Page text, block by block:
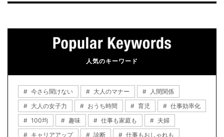
人気のキーワード
今さら聞けない 大人のマナー
人間関係
大人の女子力
おうち時間 育児
仕事効率化
100均
趣味 仕事も家庭も
夫婦
キャリアアップ
診断
仕事もおしゃれも